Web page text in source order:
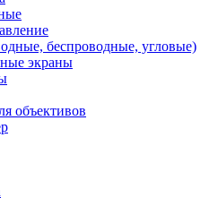
беспроводные, угловые)
экраны
объективов